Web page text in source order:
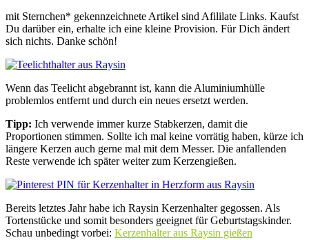
mit Sternchen* gekennzeichnete Artikel sind Afililate Links. Kaufst
Du darüber ein, erhalte ich eine kleine Provision. Für Dich ändert
sich nichts. Danke schön!
Wenn das Teelicht abgebrannt ist, kann die Aluminiumhülle
problemlos entfernt und durch ein neues ersetzt werden.
Tipp: Ich verwende immer kurze Stabkerzen, damit die
Proportionen stimmen. Sollte ich mal keine vorrätig haben, kürze ich
längere Kerzen auch gerne mal mit dem Messer. Die anfallenden
Reste verwende ich später weiter zum Kerzengießen.
Bereits letztes Jahr habe ich Raysin Kerzenhalter gegossen. Als
Tortenstücke und somit besonders geeignet für Geburtstagskinder.
Schau unbedingt vorbei: Kerzenhalter aus Raysin gießen